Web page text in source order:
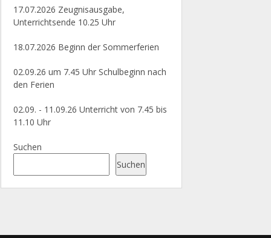
17.07.2026 Zeugnisausgabe,
Unterrichtsende 10.25 Uhr
18.07.2026 Beginn der Sommerferien
02.09.26 um 7.45 Uhr Schulbeginn nach
den Ferien
02.09. - 11.09.26 Unterricht von 7.45 bis
11.10 Uhr
Suchen
Suchen